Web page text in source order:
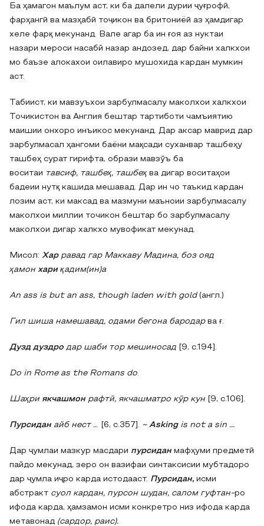
Ба ҳамагон маълум аст, ки ба далели дурии ҷуғрофӣ,
фарҳангӣ ва мазҳабӣ тоҷикон ва бритониёӣ аз ҳамдигар
хеле фарқ мекунанд. Вале агар ба ин ғоя аз нуктаи
назари мероси насабй назар андозед, дар байни халкхои
мо баъзе алокахои оилавиро мушохида кардан мумкин
аст.
Табиист, ки мавзуъхои зарбулмасалу маколхои халкхои
Точикистон ва Англия бештар тартиботи чамъиятию
маишии онхоро инъикос мекунанд. Дар аксар маврид дар
зарбулмасал ҳангоми баёни мақсади суханвар ташбеҳу
ташбеҳ сурат гирифта, образи мавзӯъ ба
воситаи тавсиф, ташбеҳ, ташбеҳ ва дигар воситаҳои
бадеии нутқ кашида мешавад. Дар ин чо таъкид кардан
лозим аст, ки максад ва мазмуни маъноии зарбулмасалу
маколхои миллии точикон бештар бо зарбулмасалу
маколхои дигар халкхо мувофикат мекунад.
Мисол: Харравад гар Маккаву Мадина, боз ояд
ҳамон хариқадим(ин)а
An ass is but an ass, though laden with gold(англ.)
Гил шиша намешавад, одами бегона бародарва ғ.
Дузд дуздро дар шаби тор мешиносад [9, с.194].
Do in Rome as the Romans do.
Шаҳри якчашмонрафтӣ, якчашматро кӯр кун [9, с.106].
Пурсиданайб нест ... [6, с.357]. ~ Askingis not a sin ...
Дар ҷумлаи мазкур масдари пурсиданмафҳуми предметӣ
пайдо мекунад, зеро он вазифаи синтаксисии мубтадоро
дар ҷумла иҷро карда истодааст. Пурсидан, исми
абстракт суол кардан, пурсон шудан, салом гуфтан-ро
ифода карда, ҳамзамон исми конкретро низ ифода карда
метавонад (сардор, раис).